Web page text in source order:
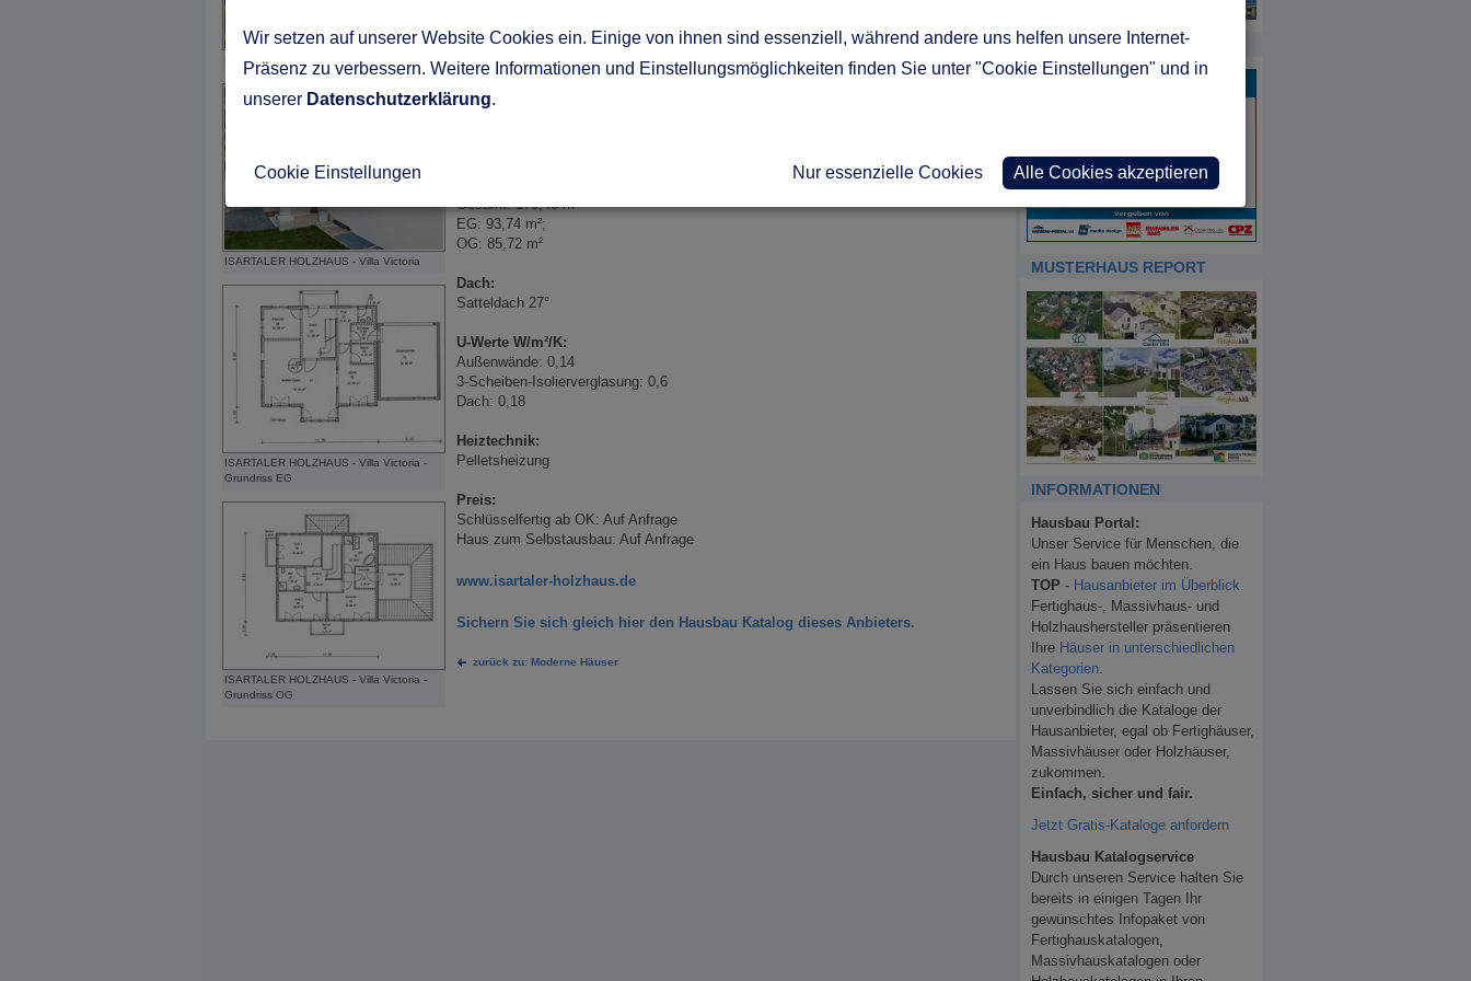
ISARTALER HOLZHAUS - Villa Victoria
ISARTALER HOLZHAUS - Villa Victoria
ISARTALER HOLZHAUS - Villa Victoria -
Grundriss EG
ISARTALER HOLZHAUS - Villa Victoria -
Grundriss OG
ISARTALER HOLZHAUS, Münchner Str. 56, 83607 Holzkirchen
Baureihe:
Gesamt: 179,46 m²
EG: 93,74 m²;
OG: 85,72 m²
Dach:
Satteldach 27°
U-Werte W/m²/K:
Außenwände: 0,14
3-Scheiben-Isolierverglasung: 0,6
Dach: 0,18
Heiztechnik:
Pelletsheizung
Preis:
Schlüsselfertig ab OK: Auf Anfrage
Haus zum Selbstausbau: Auf Anfrage
www.isartaler-holzhaus.de
Sichern Sie sich gleich hier den Hausbau Katalog dieses Anbieters.
zurück zu: Moderne Häuser
HDA
MUSTERHAUS REPORT
INFORMATIONEN
Hausbau Portal:
Unser Service für Menschen, die
ein Haus bauen möchten.
TOP - Hausanbieter im Überblick
Fertighaus-, Massivhaus- und
Holzhaushersteller präsentieren
Ihre Häuser in unterschiedlichen
Kategorien
Lassen Sie sich einfach und
unverbindlich die Kataloge der
Hausanbieter, egal ob Fertighäuser,
Massivhäuser oder Holzhäuser,
zukommen.
Einfach, sicher und fair.
Jetzt Gratis-Kataloge anfordern
Hausbau Katalogservice
Durch unseren Service halten Sie
bereits in einigen Tagen Ihr
gewünschtes Infopaket von
Fertighauskatalogen,
Massivhauskatalogen oder
Wir setzen auf unserer Website Cookies ein. Einige von ihnen sind essenziell, während andere uns helfen unsere Internet-
Präsenz zu verbessern. Weitere Informationen und Einstellungsmöglichkeiten finden Sie unter "Cookie Einstellungen" und in
unserer Datenschutzerklärung.
Cookie Einstellungen Nur essenzielle Cookies Alle Cookies akzeptieren